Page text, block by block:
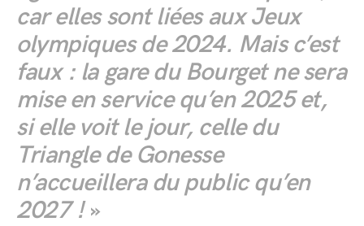
car elles sont liées aux Jeux
olympiques de 2024. Mais c’est
faux : la gare du Bourget ne sera
mise en service qu’en 2025 et,
si elle voit le jour, celle du
Triangle de Gonesse
n’accueillera du public qu’en
2027 !»